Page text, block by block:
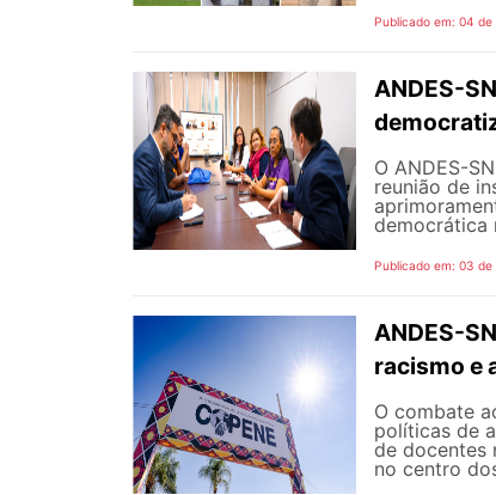
Publicado em: 04
ANDES-
O ANDES-
reunião de
democrática
Publicado em: 03
ANDES-
racismo e
O combate
políticas de
de docentes
no centro